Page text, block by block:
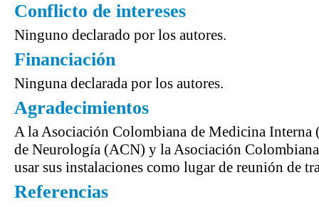
Conflicto de intereses
Ninguno declarado por los autores.
Financiación
Ninguna declarada por los autores.
Agradecimientos
A la Asociación Colombiana de Medicina
de Neurología (ACN) y la Asociación
usar sus instalaciones como lugar de reunión de
Referencias